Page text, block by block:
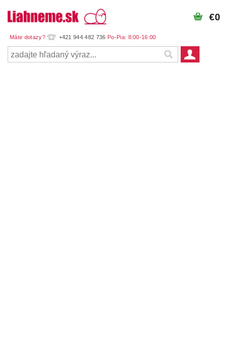
+421 944 482 736
€0